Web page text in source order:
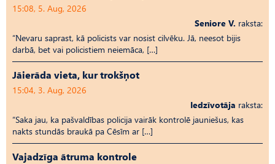
15:08, 5. Aug, 2026
Seniore V. raksta:
“Nevaru saprast, kā policists var nosist cilvēku. Jā, neesot bijis
darbā, bet vai policistiem neiemāca, […]
Jāierāda vieta, kur trokšņot
15:04, 3. Aug, 2026
Iedzīvotāja raksta:
“Saka jau, ka pašvaldības policija vairāk kontrolē jauniešus, kas
nakts stundās braukā pa Cēsīm ar […]
Vajadzīga ātruma kontrole